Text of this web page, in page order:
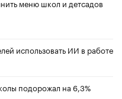
меню школ и детсадов
использовать ИИ в работе
подорожал на 6,3%